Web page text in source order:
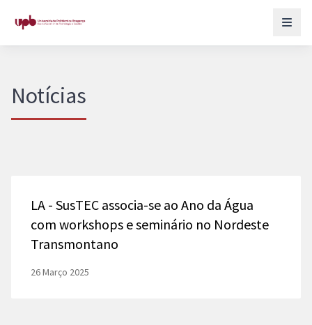
Notícias
LA - SusTEC associa-se ao Ano da Água
com workshops e seminário no Nordeste
Transmontano
26 Março 2025